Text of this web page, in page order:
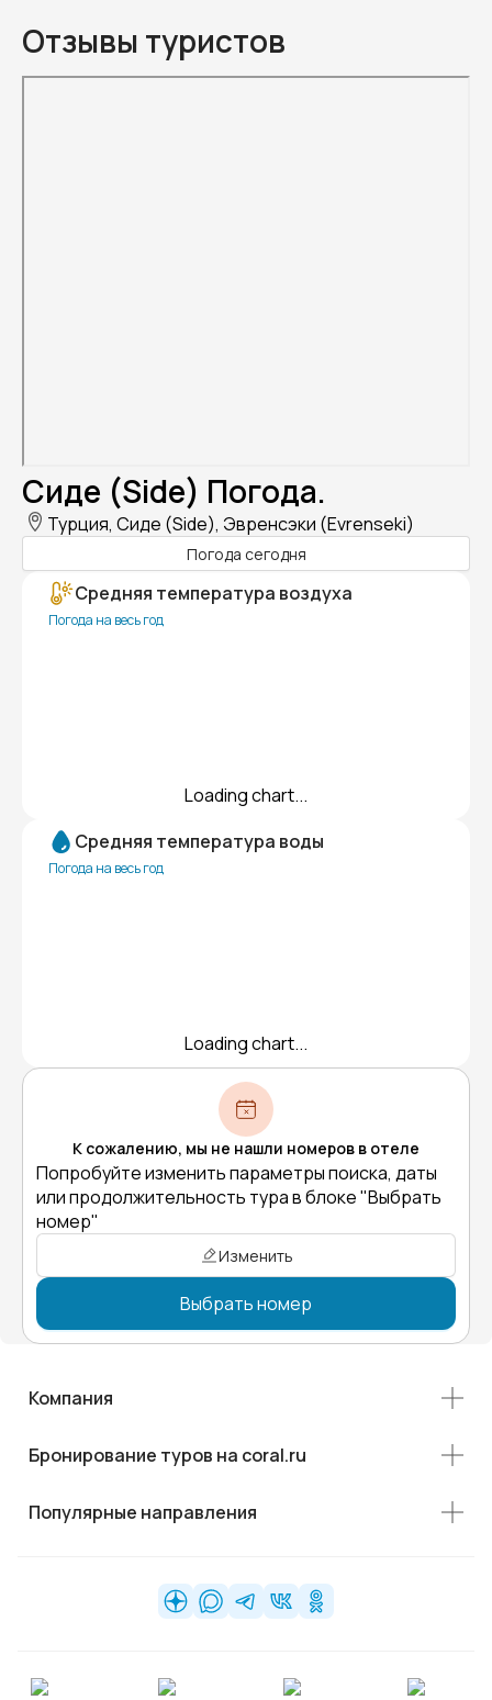
Отзывы туристов
Сиде (Side) Погода.
Турция, Сиде (Side), Эвренсэки (Evrenseki)
Погода сегодня
Средняя температура воздуха
Погода на весь год
Loading chart...
Средняя температура воды
Погода на весь год
Loading chart...
К сожалению, мы не нашли номеров в отеле
Попробуйте изменить параметры поиска, даты
или продолжительность тура в блоке "Выбрать
номер"
Изменить
Выбрать номер
Компания
Бронирование туров на coral.ru
Популярные направления